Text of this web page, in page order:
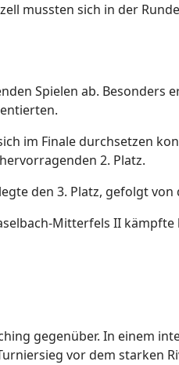
mussten sich in der
Spielen ab. Besonders
im Finale durchsetzen
2. Platz.
den 3. Platz, gefolgt von
Mitterfels II
gegenüber. In einem
vor dem starken